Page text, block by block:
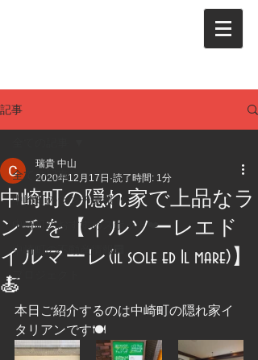
記事
全ての記事
中崎町のランチ情報🍴
中崎町のおすすめスポット❤️
中崎町の不動産情報🏢
中崎町の隠れ家で上品なラ
ンチを【イルソーレエド
イルマーレ(Il sole ed Il mare)】
🍝
瑞貴 中山
2020年12月17日 読了時間: 1分
本日ご紹介するのは中崎町の隠れ家イ
タリアンです🍽